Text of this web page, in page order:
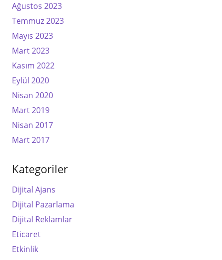
Ağustos 2023
Temmuz 2023
Mayıs 2023
Mart 2023
Kasım 2022
Eylül 2020
Nisan 2020
Mart 2019
Nisan 2017
Mart 2017
Kategoriler
Dijital Ajans
Dijital Pazarlama
Dijital Reklamlar
Eticaret
Etkinlik